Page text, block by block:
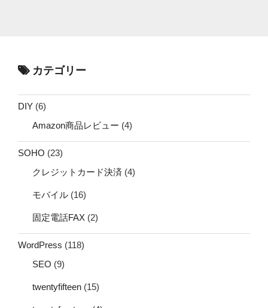
カテゴリー
DIY (6)
Amazon商品レビュー (4)
SOHO (23)
クレジットカード決済 (4)
モバイル (16)
固定電話FAX (2)
WordPress (118)
SEO (9)
twentyfifteen (15)